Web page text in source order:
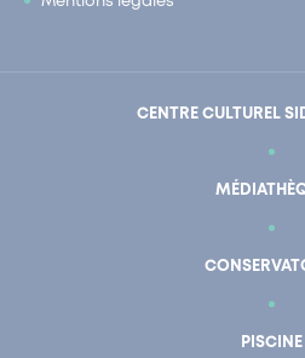
CENTRE CULTUREL
PISCINE